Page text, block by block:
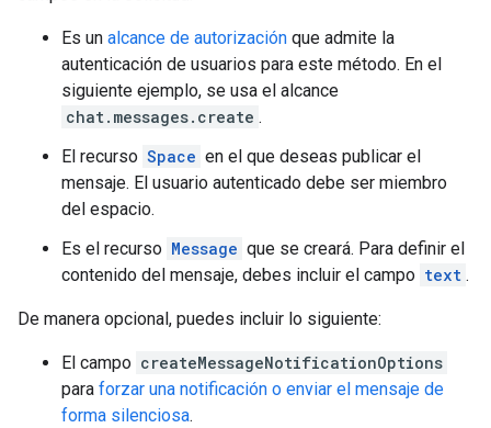
Es un alcance de autorización que admite la
autenticación de usuarios para este método. En el
siguiente ejemplo, se usa el alcance
chat.messages.create .
El recurso Space en el que deseas publicar el
mensaje. El usuario autenticado debe ser miembro
del espacio.
Es el recurso Message que se creará. Para definir el
contenido del mensaje, debes incluir el campo text .
De manera opcional, puedes incluir lo siguiente:
El campo createMessageNotificationOptions
para forzar una notificación o enviar el mensaje de
forma silenciosa.